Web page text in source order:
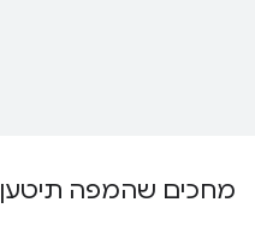
מחכים שהמפה תיטען